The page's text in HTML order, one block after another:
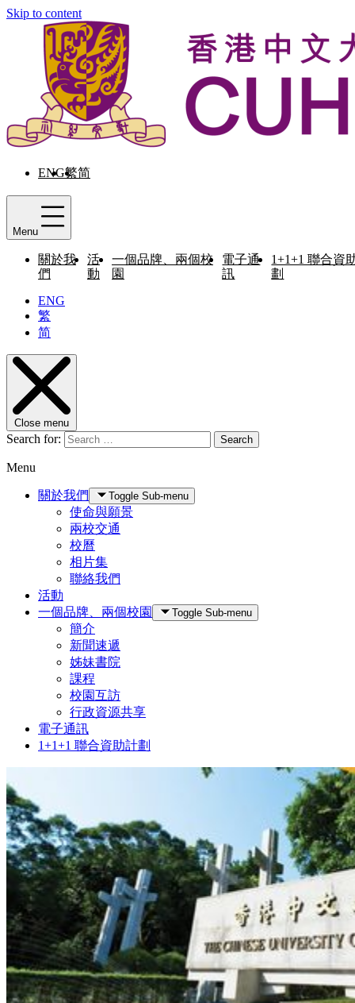
Skip to content
ENG繁简
Menu
關於我
們
活
動
一個品牌、兩個校
園
電子通
訊
1+1+1 聯合資
劃
ENG
繁
简
Close menu
Search for: Search
Menu
關於我們 Toggle Sub-menu
使命與願景
兩校交通
校曆
相片集
聯絡我們
活動
一個品牌、兩個校園
Toggle Sub-menu
簡介
新聞速遞
姊妹書院
課程
校園互訪
行政資源共享
電子通訊
1+1+1 聯合資助計劃